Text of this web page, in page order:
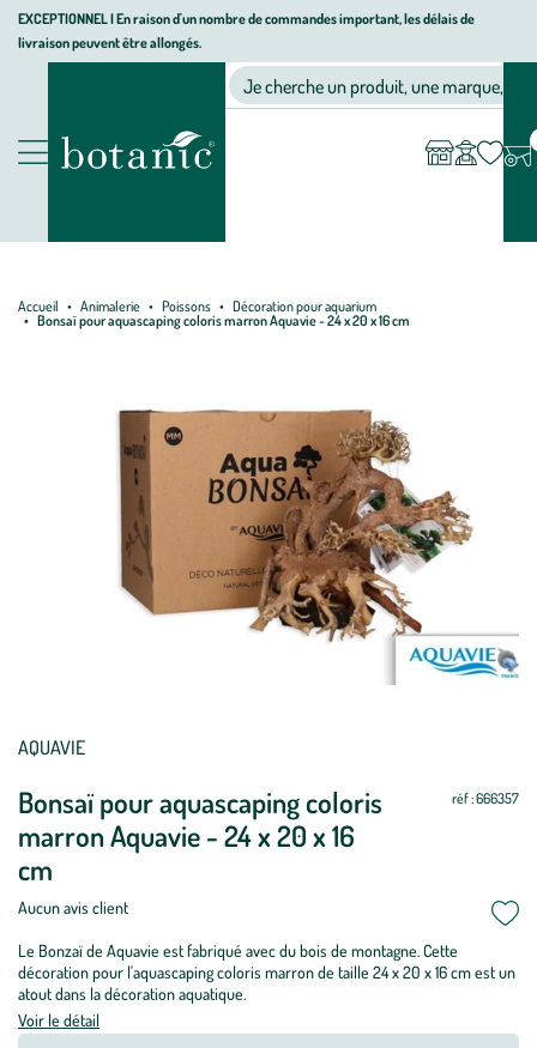
Aller
Aller
au
Aller
au
page
EXCEPTIONNEL I En raison d'un nombre de commandes important, les délais de
livraison peuvent être allongés.
Nos produits
Jardinerie écologique, animalerie, décoration, alimentation bio
Je cherche un produit, une marque, un
compte
Accueil Animalerie Poissons
Décoration pour aquarium
Bonsaï pour aquascaping coloris marron Aquavie - 24 x 20 x 16 cm
AQUAVIE
Bonsaï pour aquascaping coloris
marron Aquavie - 24 x 20 x 16
cm
réf : 666357
Aucun avis client
Le Bonzaï de Aquavie est fabriqué avec du bois de montagne. Cette
décoration pour l'aquascaping coloris marron de taille 24 x 20 x 16 cm est un
atout dans la décoration aquatique.
Voir le détail